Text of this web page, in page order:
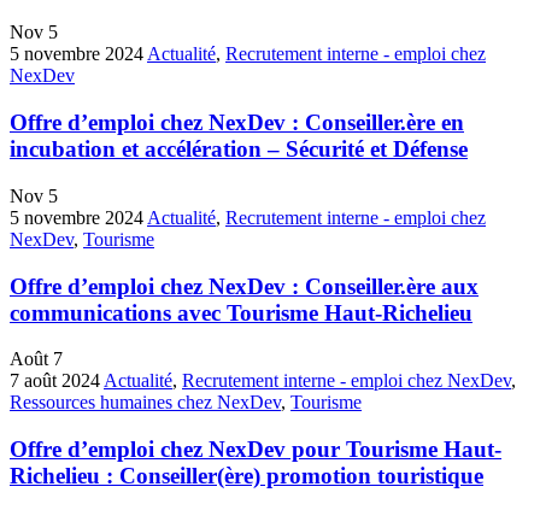
Nov 5
5 novembre 2024Actualité, Recrutement interne - emploi chez
NexDev
Offre d’emploi chez NexDev : Conseiller.ère en
incubation et accélération – Sécurité et Défense
Nov 5
5 novembre 2024 Actualité, Recrutement interne - emploi chez
NexDev, Tourisme
Offre d’emploi chez NexDev : Conseiller.ère aux
communications avec Tourisme Haut-Richelieu
Août 7
7 août 2024 Actualité, Recrutement interne - emploi chez NexDev,
Ressources humaines chez NexDev, Tourisme
Offre d’emploi chez NexDev pour Tourisme Haut-
Richelieu : Conseiller(ère) promotion touristique